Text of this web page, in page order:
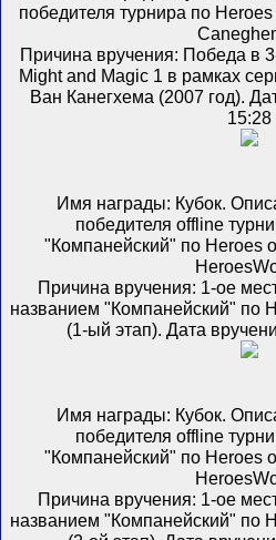
победителя турнира по
Причина вручения: Победа в
Might and Magic 1 в рамках
Ван Канегхема (2007 год).
15:28
Имя награды: Кубок.
победителя offline
"Компанейский" по Heroes
Причина вручения: 1-ое
названием "Компанейский" по
(1-ый этап). Дата
Имя награды: Кубок.
победителя offline
"Компанейский" по Heroes
Причина вручения: 1-ое
названием "Компанейский" по